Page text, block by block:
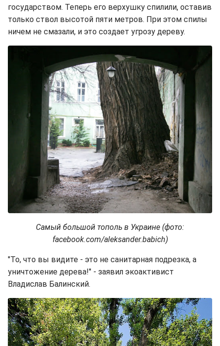
государством. Теперь его верхушку спилили, оставив
только ствол высотой пяти метров. При этом спилы
ничем не смазали, и это создает угрозу дереву.
Самый большой тополь в Украине (фото:
facebook.com/aleksander.babich)
"То, что вы видите - это не санитарная подрезка, а
уничтожение дерева!" - заявил экоактивист
Владислав Балинский.